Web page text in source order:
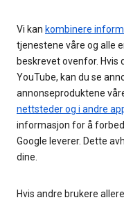
Vi kan kombinere
tjenestene våre og alle
beskrevet ovenfor. Hvis
YouTube, kan du se
annonseproduktene
nettsteder og i andre
informasjon for å
Google leverer. Dette
dine.
Hvis andre brukere